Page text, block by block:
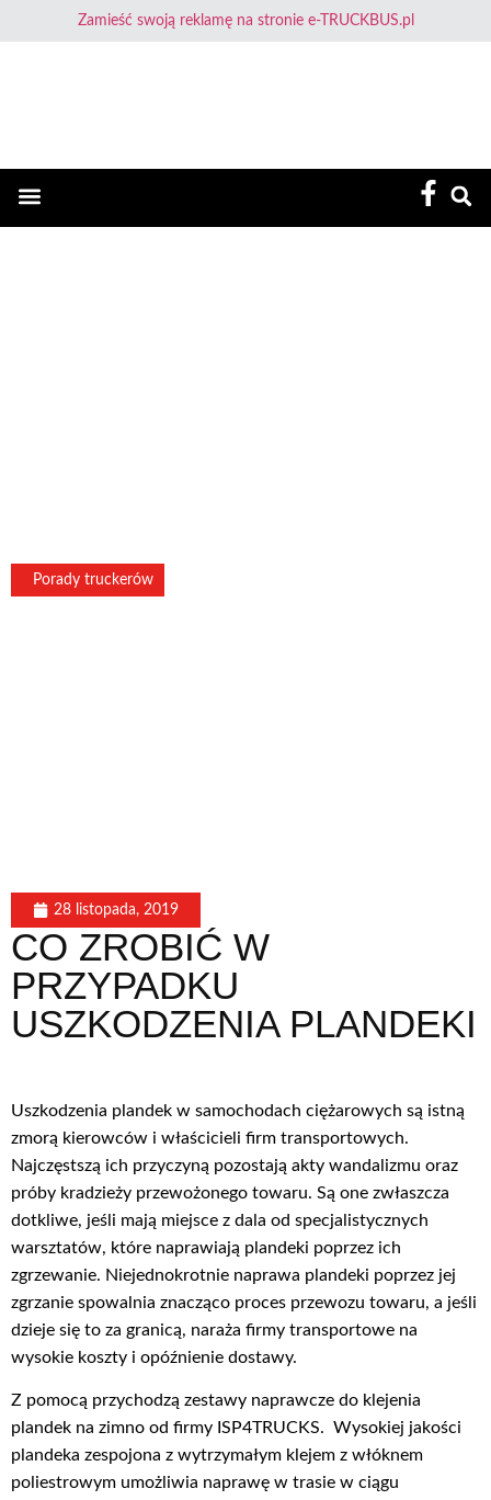
Zamieść swoją reklamę na stronie e-TRUCKBUS.pl
Porady truckerów
28 listopada, 2019
CO ZROBIĆ W
PRZYPADKU
USZKODZENIA PLANDEKI
Uszkodzenia plandek w samochodach ciężarowych są istną
zmorą kierowców i właścicieli firm transportowych.
Najczęstszą ich przyczyną pozostają akty wandalizmu oraz
próby kradzieży przewożonego towaru. Są one zwłaszcza
dotkliwe, jeśli mają miejsce z dala od specjalistycznych
warsztatów, które naprawiają plandeki poprzez ich
zgrzewanie. Niejednokrotnie naprawa plandeki poprzez jej
zgrzanie spowalnia znacząco proces przewozu towaru, a jeśli
dzieje się to za granicą, naraża firmy transportowe na
wysokie koszty i opóźnienie dostawy.
Z pomocą przychodzą zestawy naprawcze do klejenia
plandek na zimno od firmy ISP4TRUCKS. Wysokiej jakości
plandeka zespojona z wytrzymałym klejem z włóknem
poliestrowym umożliwia naprawę w trasie w ciągu